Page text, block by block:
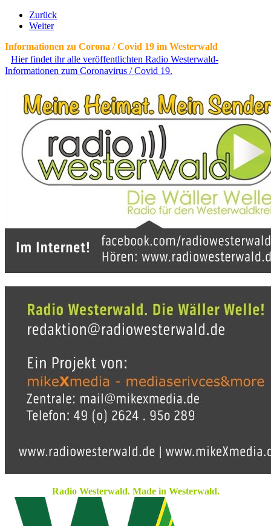
Zurück
Weiter
Informationen zu Corona / Covid 19 im Westerwald
Hier findet ihr alle veröffentlichten Radio Westerwald-
Informationen zum Coronavirus / Covid 19.
Radio Westerwald. Made in Westerwald.